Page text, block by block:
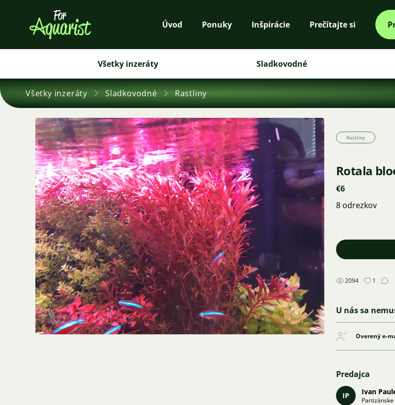
Úvod Ponuky Inšpirácie Prečítajte si
Všetky inzeráty Sladkovodné
Všetky inzeráty Sladkovodné Rastliny
Rastliny
Rotala
€6
8 odrezkov
2094 1
U nás sa
Overený e-
Predajca
IP Ivan
Partizánske